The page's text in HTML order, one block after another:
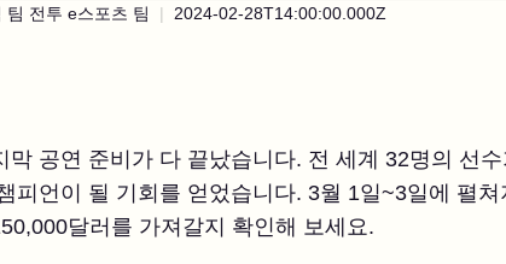
팀 전투 e스포츠 팀 2024-02-28T14:00:00.000Z
공연 준비가 다 끝났습니다. 전 세계 32명의 선
피언이 될 기회를 얻었습니다. 3월 1일~3일에 펼쳐
달러를 가져갈지 확인해 보세요.